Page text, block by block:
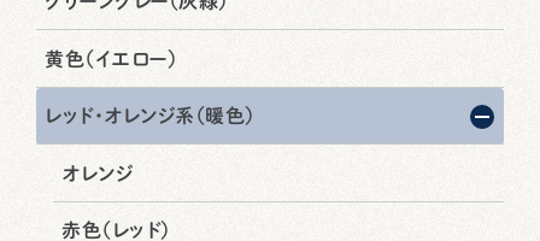
黄色（イエロー）
レッド・オレンジ系（暖色）
オレンジ
赤色（レッド）